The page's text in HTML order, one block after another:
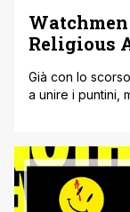
Religious
Già con lo
a unire i puntini,
dell’episodio) di
Niente di più
più domande